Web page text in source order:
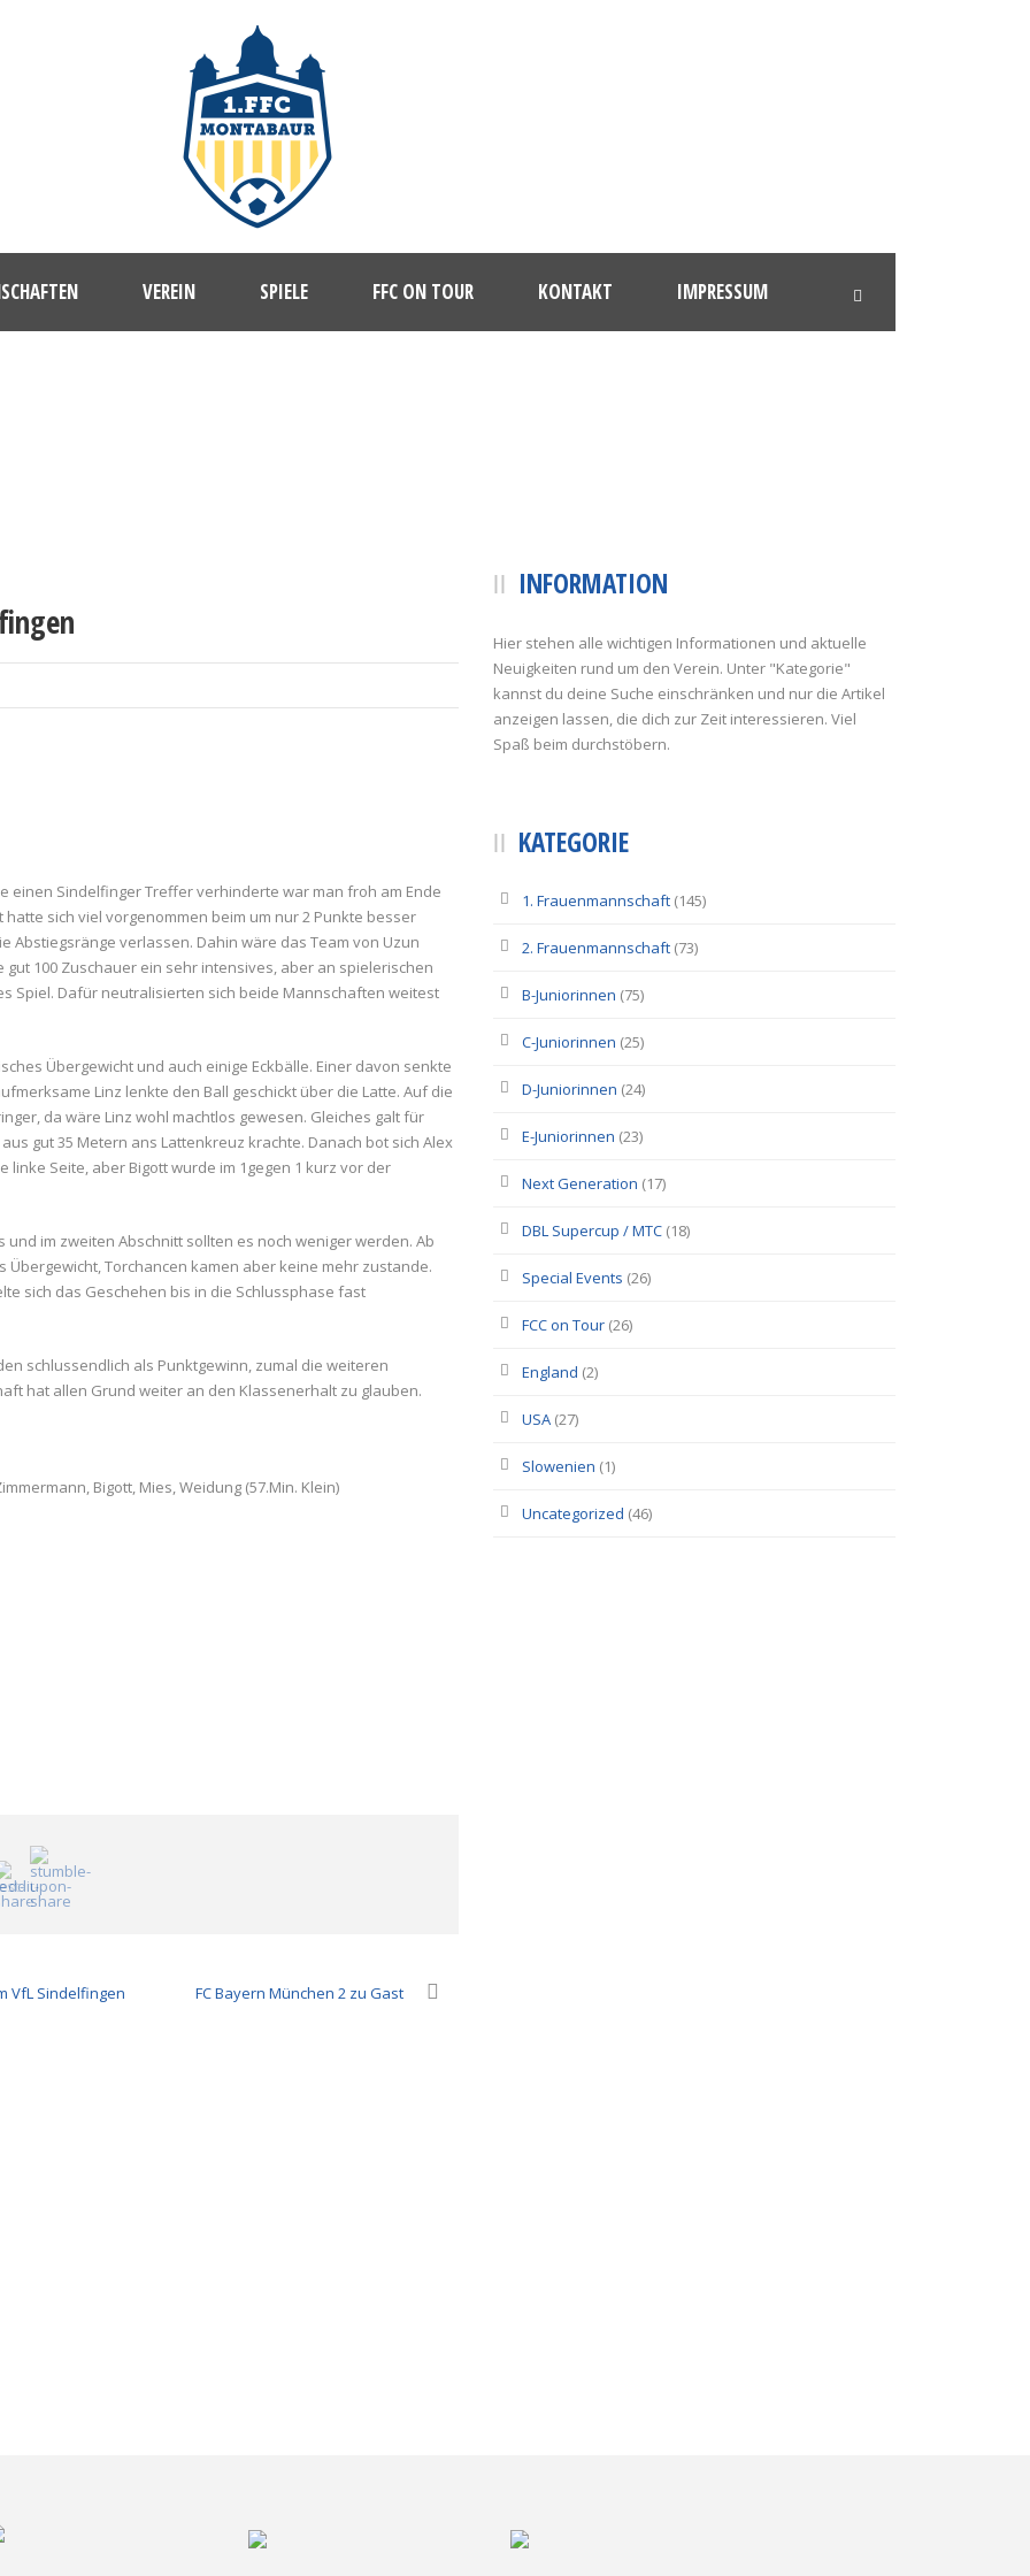
VEREIN SPIELE FFC ON TOUR KONTAKT IMPRESSUM
einen Sindelfinger Treffer verhinderte war man froh am Ende
hatte sich viel vorgenommen beim um nur 2 Punkte besser
Abstiegsränge verlassen. Dahin wäre das Team von Uzun
100 Zuschauer ein sehr intensives, aber an spielerischen
Spiel. Dafür neutralisierten sich beide Mannschaften weitest
Übergewicht und auch einige Eckbälle. Einer davon senkte
Linz lenkte den Ball geschickt über die Latte. Auf die
da wäre Linz wohl machtlos gewesen. Gleiches galt für
gut 35 Metern ans Lattenkreuz krachte. Danach bot sich Alex
linke Seite, aber Bigott wurde im 1gegen 1 kurz vor der
im zweiten Abschnitt sollten es noch weniger werden. Ab
Übergewicht, Torchancen kamen aber keine mehr zustande.
sich das Geschehen bis in die Schlussphase fast
schlussendlich als Punktgewinn, zumal die weiteren
hat allen Grund weiter an den Klassenerhalt zu glauben.
Bigott, Mies, Weidung (57.Min. Klein)
VfL Sindelfingen FC Bayern München 2 zu Gast
INFORMATION
Hier stehen alle wichtigen Informationen und aktuelle
Neuigkeiten rund um den Verein. Unter "Kategorie"
kannst du deine Suche einschränken und nur die Artikel
anzeigen lassen, die dich zur Zeit interessieren. Viel
Spaß beim durchstöbern.
KATEGORIE
1. Frauenmannschaft (145)
2. Frauenmannschaft (73)
B-Juniorinnen (75)
C-Juniorinnen (25)
D-Juniorinnen (24)
E-Juniorinnen (23)
Next Generation (17)
DBL Supercup / MTC (18)
Special Events (26)
FCC on Tour (26)
England (2)
USA (27)
Slowenien (1)
Uncategorized (46)